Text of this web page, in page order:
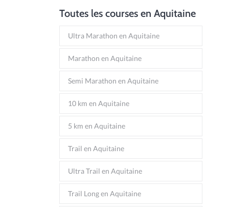
Toutes les courses en Aquitaine
Ultra Marathon en Aquitaine
Marathon en Aquitaine
Semi Marathon en Aquitaine
10 km en Aquitaine
5 km en Aquitaine
Trail en Aquitaine
Ultra Trail en Aquitaine
Trail Long en Aquitaine